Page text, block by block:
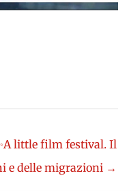
little film festival. Il
e delle migrazioni →